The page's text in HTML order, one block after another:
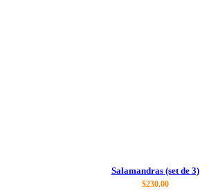
Salamandras (set de 3)
$230.00